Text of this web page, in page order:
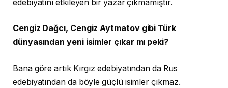
edebiyatını etkileyen bir yazar çıkmamıştır.
Cengiz Dağcı, Cengiz Aytmatov gibi Türk
dünyasından yeni isimler çıkar mı peki?
Bana göre artık Kırgız edebiyatından da Rus
edebiyatından da böyle güçlü isimler çıkmaz.